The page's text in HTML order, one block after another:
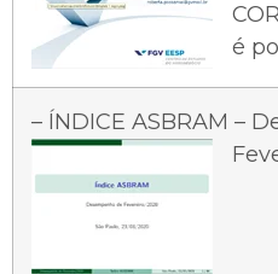
é
– ÍNDICE ASBRAM –